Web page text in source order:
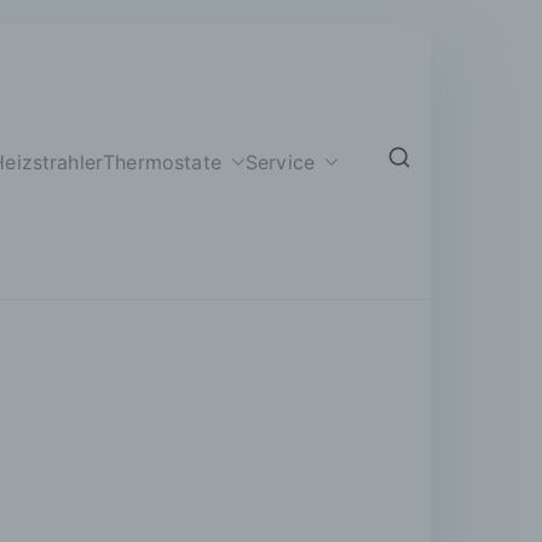
Thermostate Service